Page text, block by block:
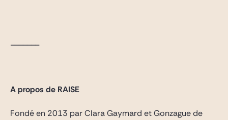
A propos de RAISE
Fondé en 2013 par Clara Gaymard et Gonzague de